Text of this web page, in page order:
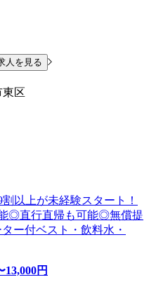
人を見る
東区
以上が未経験スタート！
◎直行直帰も可能◎無償提
ー付ベスト・飲料水・
13,000円